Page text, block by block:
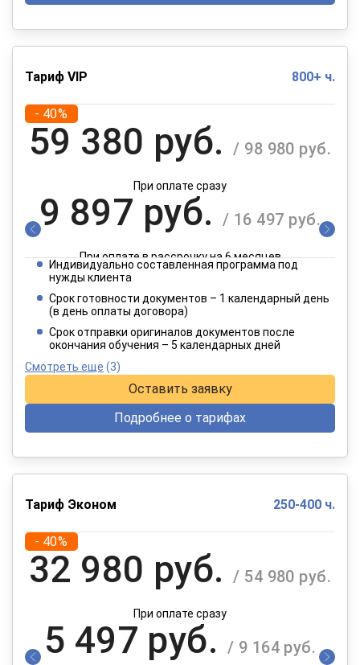
Тариф VIP 800+ ч.
- 40%
59 380 руб. / 98 980 руб.
При оплате сразу
9 897 руб. / 16 497 руб.
При оплате в рассрочку на 6 месяцев
4 949 руб. / 8 249 руб.
При оплате в рассрочку на 12 месяцев
Индивидуально составленная программа под
нужды клиента
Срок готовности документов – 1 календарный день
(в день оплаты договора)
Срок отправки оригиналов документов после
окончания обучения – 5 календарных дней
Смотреть еще (3)
Оставить заявку
Подробнее о тарифах
Тариф Эконом 250-400 ч.
- 40%
32 980 руб. / 54 980 руб.
При оплате сразу
5 497 руб. / 9 164 руб.